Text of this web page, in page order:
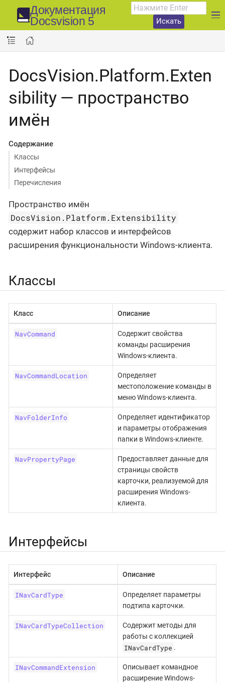
Документация
Docsvision 5
Искать
DocsVision.Platform.Exten
sibility — пространство
имён
Содержание
Классы
Интерфейсы
Перечисления
Пространство имён
DocsVision.Platform.Extensibility
содержит набор классов и интерфейсов
расширения функциональности Windows-клиента.
Классы
Класс Описание
NavCommand
Содержит свойства
команды расширения
Windows-клиента.
NavCommandLocation
Определяет
местоположение команды в
меню Windows-клиента.
NavFolderInfo
Определяет идентификатор
и параметры отображения
папки в Windows-клиенте.
NavPropertyPage
Предоставляет данные для
страницы свойств
карточки, реализуемой для
расширения Windows-
клиента.
Интерфейсы
Интерфейс Описание
INavCardType
Определяет параметры
подтипа карточки.
INavCardTypeCollection
Содержит методы для
работы с коллекцией
INavCardType .
INavCommandExtension
Описывает командное
расширение Windows-